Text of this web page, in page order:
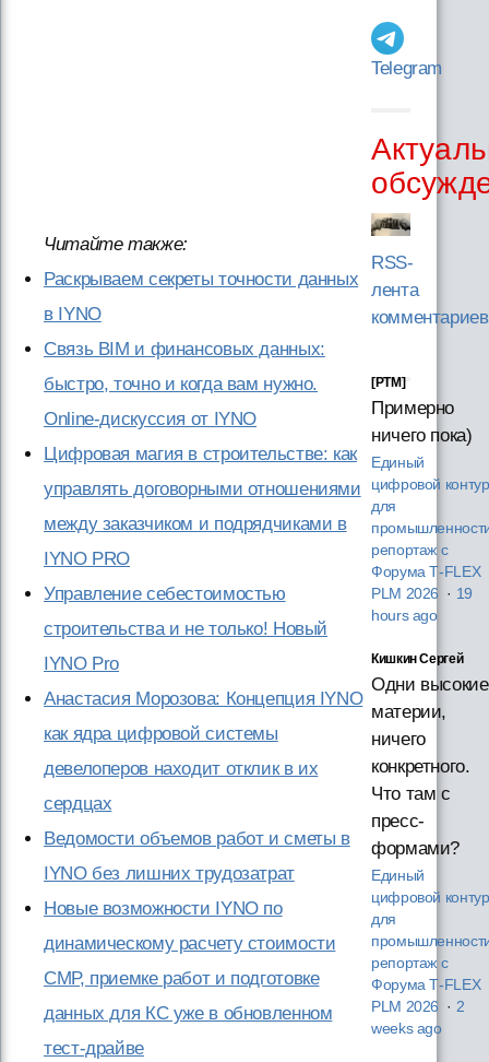
Читайте также:
Раскрываем секреты точности данных
в IYNO
Связь BIM и финансовых данных:
быстро, точно и когда вам нужно.
Online-дискуссия от IYNO
Цифровая магия в строительстве: как
управлять договорными отношениями
между заказчиком и подрядчиками в
IYNO PRO
Управление себестоимостью
строительства и не только! Новый
IYNO Pro
Анастасия Морозова: Концепция IYNO
как ядра цифровой системы
девелоперов находит отклик в их
сердцах
Ведомости объемов работ и сметы в
IYNO без лишних трудозатрат
Новые возможности IYNO по
динамическому расчету стоимости
СМР, приемке работ и подготовке
данных для КС уже в обновленном
тест-драйве
Telegram
RSS-
лента
комментариев
[PTM]
Примерно
ничего пока)
Единый
цифровой контур
для
репортаж с
Форума T‑FLEX
PLM 2026 · 19
hours ago
Кишкин Сергей
Одни высокие
материи,
ничего
конкретного.
Что там с
пресс-
формами?
Единый
цифровой контур
для
репортаж с
Форума T‑FLEX
PLM 2026 · 2
weeks ago